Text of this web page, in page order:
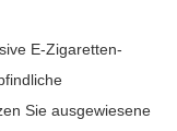
E-Zigaretten-
Sie ausgewiesene